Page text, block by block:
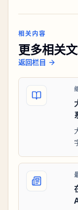
相关内容
更多相关
返回栏目